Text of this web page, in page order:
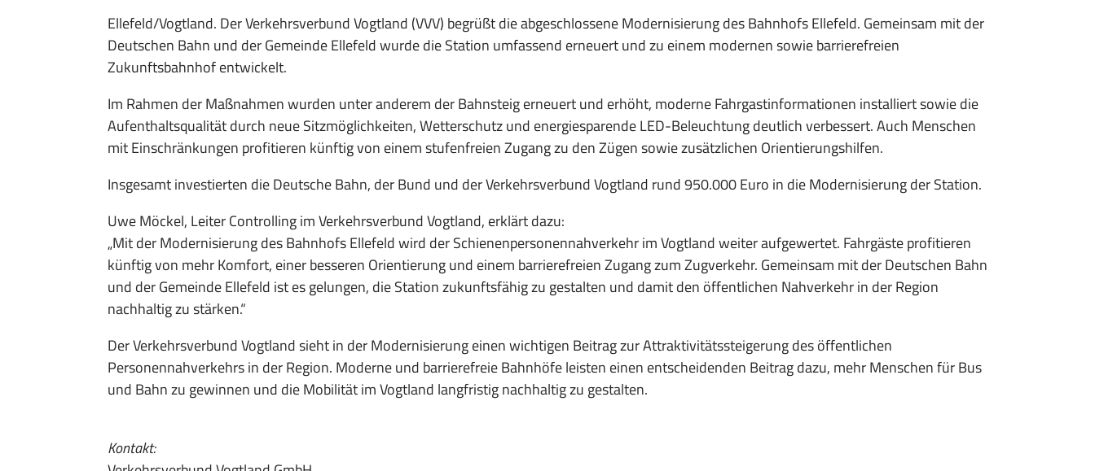
Ellefeld/Vogtland. Der Verkehrsverbund Vogtland (VVV) begrüßt die abgeschlossene Modernisierung des Bahnhofs Ellefeld. Gemeinsam mit der
Deutschen Bahn und der Gemeinde Ellefeld wurde die Station umfassend erneuert und zu einem modernen sowie barrierefreien
Zukunftsbahnhof entwickelt.
Im Rahmen der Maßnahmen wurden unter anderem der Bahnsteig erneuert und erhöht, moderne Fahrgastinformationen installiert sowie die
Aufenthaltsqualität durch neue Sitzmöglichkeiten, Wetterschutz und energiesparende LED-Beleuchtung deutlich verbessert. Auch Menschen
mit Einschränkungen profitieren künftig von einem stufenfreien Zugang zu den Zügen sowie zusätzlichen Orientierungshilfen.
Insgesamt investierten die Deutsche Bahn, der Bund und der Verkehrsverbund Vogtland rund 950.000 Euro in die Modernisierung der Station.
Uwe Möckel, Leiter Controlling im Verkehrsverbund Vogtland, erklärt dazu:
„Mit der Modernisierung des Bahnhofs Ellefeld wird der Schienenpersonennahverkehr im Vogtland weiter aufgewertet. Fahrgäste profitieren
künftig von mehr Komfort, einer besseren Orientierung und einem barrierefreien Zugang zum Zugverkehr. Gemeinsam mit der Deutschen Bahn
und der Gemeinde Ellefeld ist es gelungen, die Station zukunftsfähig zu gestalten und damit den öffentlichen Nahverkehr in der Region
nachhaltig zu stärken.“
Der Verkehrsverbund Vogtland sieht in der Modernisierung einen wichtigen Beitrag zur Attraktivitätssteigerung des öffentlichen
Personennahverkehrs in der Region. Moderne und barrierefreie Bahnhöfe leisten einen entscheidenden Beitrag dazu, mehr Menschen für Bus
und Bahn zu gewinnen und die Mobilität im Vogtland langfristig nachhaltig zu gestalten.
Kontakt: